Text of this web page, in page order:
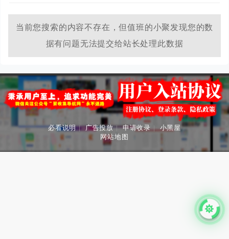
当前您搜索的内容不存在，但值班的小聚发现您的数
据有问题无法提交给站长处理此数据
必看说明 | 广告投放 | 申请收录 |
小黑屋
网站地图